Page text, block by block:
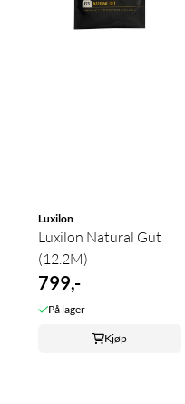
Luxilon
Luxilon Natural Gut
(12.2M)
799,-
På lager
Kjøp